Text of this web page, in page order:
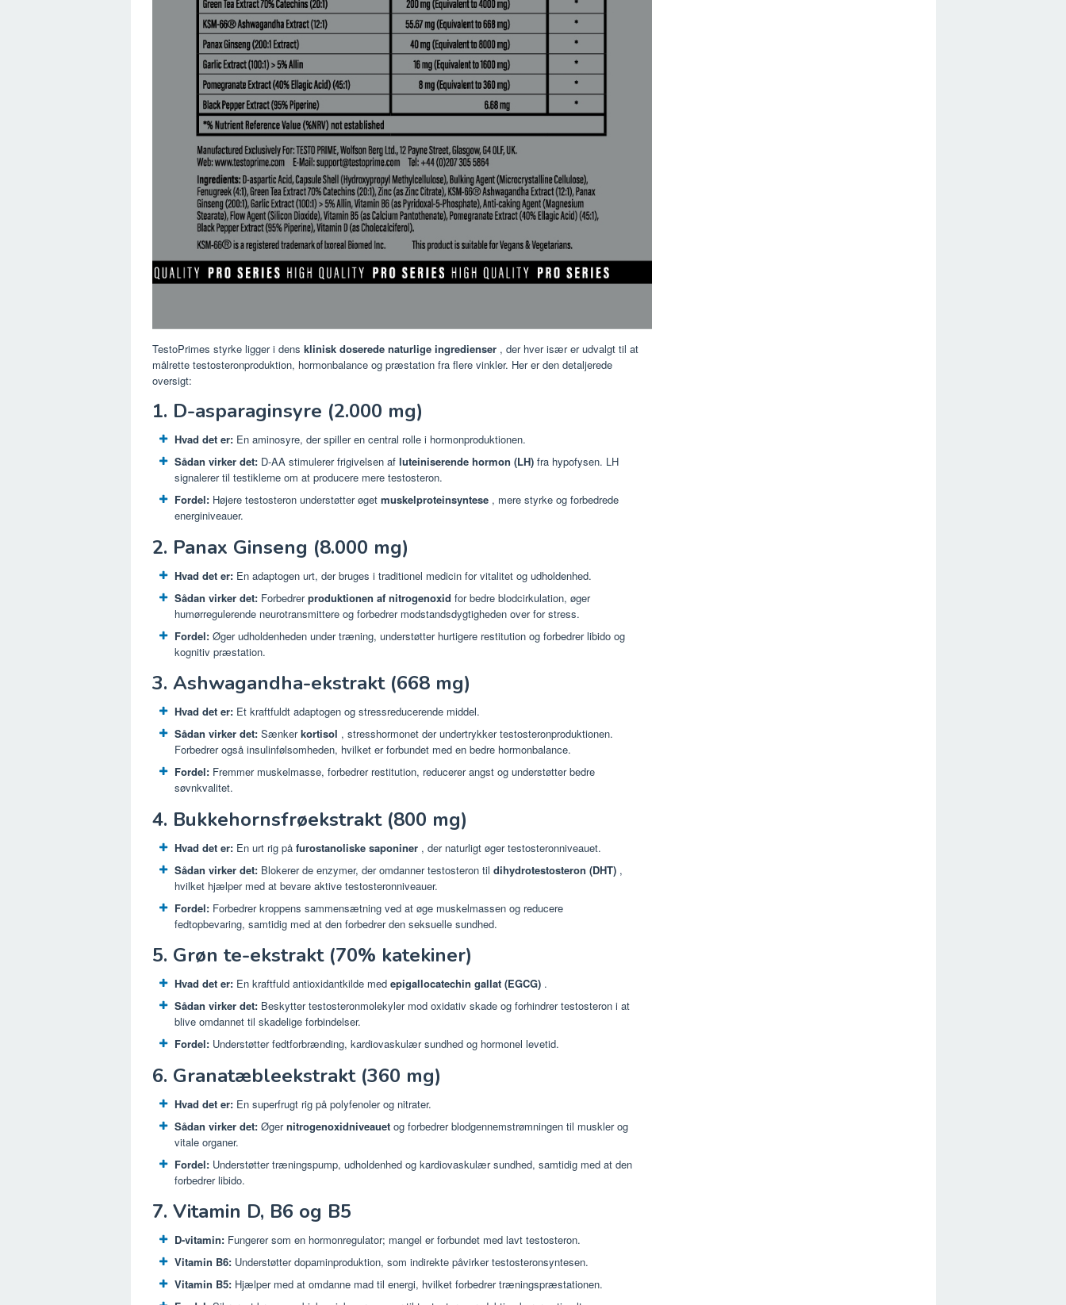
TestoPrimes styrke ligger i dens klinisk doserede naturlige ingredienser , der hver især er udvalgt til at
målrette testosteronproduktion, hormonbalance og præstation fra flere vinkler. Her er den detaljerede
oversigt:
1. D-asparaginsyre (2.000 mg)
Hvad det er: En aminosyre, der spiller en central rolle i hormonproduktionen.
Sådan virker det: D-AA stimulerer frigivelsen af luteiniserende hormon (LH) fra hypofysen. LH
signalerer til testiklerne om at producere mere testosteron.
Fordel: Højere testosteron understøtter øget muskelproteinsyntese , mere styrke og forbedrede
energiniveauer.
2. Panax Ginseng (8.000 mg)
Hvad det er: En adaptogen urt, der bruges i traditionel medicin for vitalitet og udholdenhed.
Sådan virker det: Forbedrerproduktionen af nitrogenoxid for bedre blodcirkulation, øger
humørregulerende neurotransmittere og forbedrer modstandsdygtigheden over for stress.
Fordel: Øger udholdenheden under træning, understøtter hurtigere restitution og forbedrer libido og
kognitiv præstation.
3. Ashwagandha-ekstrakt (668 mg)
Hvad det er: Et kraftfuldt adaptogen og stressreducerende middel.
Sådan virker det: Sænkerkortisol , stresshormonet der undertrykker testosteronproduktionen.
Forbedrer også insulinfølsomheden, hvilket er forbundet med en bedre hormonbalance.
Fordel: Fremmer muskelmasse, forbedrer restitution, reducerer angst og understøtter bedre
søvnkvalitet.
4. Bukkehornsfrøekstrakt (800 mg)
Hvad det er: En urt rig på furostanoliske saponiner , der naturligt øger testosteronniveauet.
Sådan virker det: Blokerer de enzymer, der omdanner testosteron til dihydrotestosteron (DHT) ,
hvilket hjælper med at bevare aktive testosteronniveauer.
Fordel: Forbedrer kroppens sammensætning ved at øge muskelmassen og reducere
fedtopbevaring, samtidig med at den forbedrer den seksuelle sundhed.
5. Grøn te-ekstrakt (70% katekiner)
Hvad det er: En kraftfuld antioxidantkilde med epigallocatechin gallat (EGCG) .
Sådan virker det: Beskytter testosteronmolekyler mod oxidativ skade og forhindrer testosteron i at
blive omdannet til skadelige forbindelser.
Fordel: Understøtter fedtforbrænding, kardiovaskulær sundhed og hormonel levetid.
6. Granatæbleekstrakt (360 mg)
Hvad det er: En superfrugt rig på polyfenoler og nitrater.
Sådan virker det: Øgernitrogenoxidniveauet og forbedrer blodgennemstrømningen til muskler og
vitale organer.
Fordel: Understøtter træningspump, udholdenhed og kardiovaskulær sundhed, samtidig med at den
forbedrer libido.
7. Vitamin D, B6 og B5
D-vitamin: Fungerer som en hormonregulator; mangel er forbundet med lavt testosteron.
Vitamin B6: Understøtter dopaminproduktion, som indirekte påvirker testosteronsyntesen.
Vitamin B5: Hjælper med at omdanne mad til energi, hvilket forbedrer træningspræstationen.